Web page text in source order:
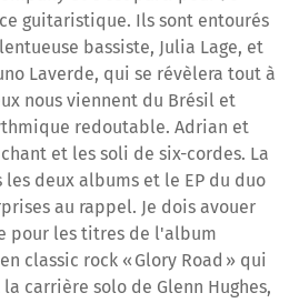
guitaristique. Ils sont entourés
bassiste, Julia Lage, et
Laverde, qui se révèlera tout à
nous viennent du Brésil et
redoutable. Adrian et
et les soli de six-cordes. La
deux albums et le EP du duo
au rappel. Je dois avouer
pour les titres de l'album
classic rock « Glory Road » qui
carrière solo de Glenn Hughes,